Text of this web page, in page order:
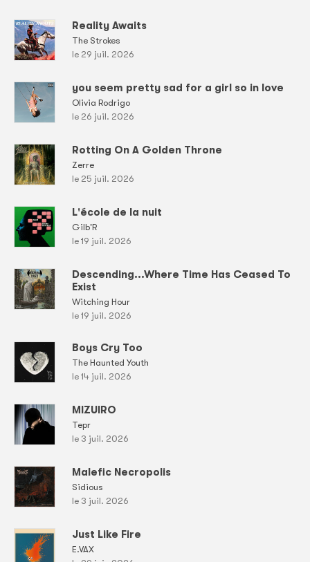
Reality Awaits
The Strokes
le 29 juil. 2026
you seem pretty sad for a girl so in love
Olivia Rodrigo
le 26 juil. 2026
Rotting On A Golden Throne
Zerre
le 25 juil. 2026
L'école de la nuit
Gilb'R
le 19 juil. 2026
Descending...Where Time Has Ceased To
Exist
Witching Hour
le 19 juil. 2026
Boys Cry Too
The Haunted Youth
le 14 juil. 2026
MIZUIRO
Tepr
le 3 juil. 2026
Malefic Necropolis
Sidious
le 3 juil. 2026
Just Like Fire
E.VAX